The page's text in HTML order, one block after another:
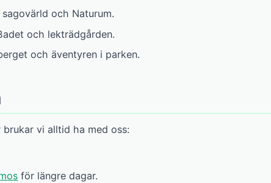
och Naturum.
och lekträdgården.
och äventyren i parken.
vi alltid ha med oss:
för längre dagar.